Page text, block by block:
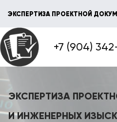
ЭКСПЕРТИЗА ПРОЕКТНОЙ
+7 (904)
ЭКСПЕРТИЗА
И ИНЖЕНЕРНЫХ